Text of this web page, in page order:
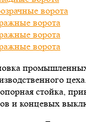
стойка,
и концевых